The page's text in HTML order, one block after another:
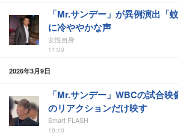
「Mr.サンデー」が異例演出「
に冷ややかな声
女性自身
11:00
2026年3月9日
「Mr.サンデー」WBCの試合
のリアクションだけ映す
Smart FLASH
19:10